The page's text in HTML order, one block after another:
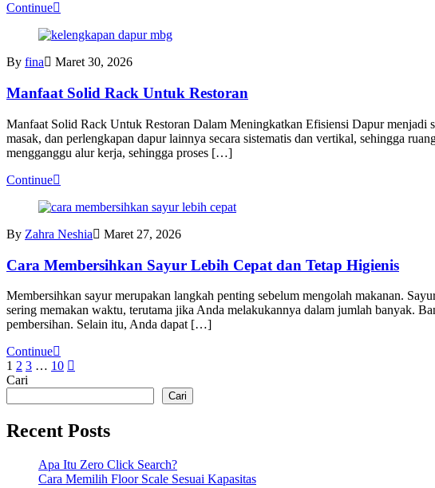
Continue
By fina Maret 30, 2026
Manfaat Solid Rack Untuk Restoran
Manfaat Solid Rack Untuk Restoran Dalam Meningkatkan Efisiensi Dapur menjadi
masak, dan perlengkapan dapur lainnya secara sistematis dan vertikal, sehingga
mengganggu alur kerja, sehingga proses […]
Continue
By Zahra Neshia Maret 27, 2026
Cara Membersihkan Sayur Lebih Cepat dan Tetap Higienis
Membersihkan sayur merupakan langkah penting sebelum mengolah makanan.
sering memakan waktu, terutama jika Anda melakukannya dalam jumlah banyak.
pembersihan. Selain itu, Anda dapat […]
Continue
Paginasi
pos
1 2 3 … 10
Cari
Cari
Recent Posts
Apa Itu Zero Click Search?
Cara Memilih Floor Scale Sesuai Kapasitas